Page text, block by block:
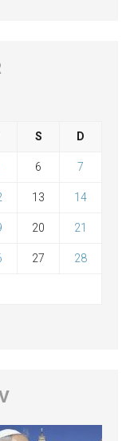
S D
6 7
13 14
20 21
27 28